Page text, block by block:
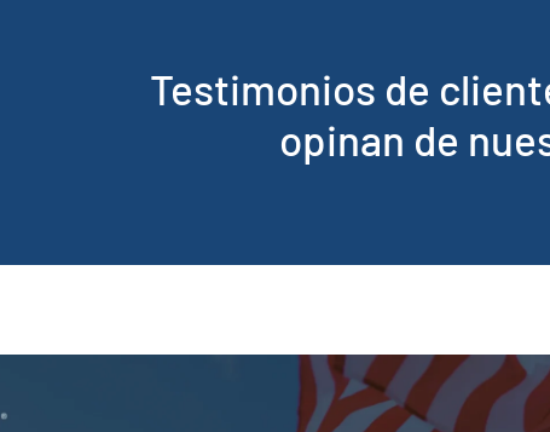
Testimonios de
opinan de